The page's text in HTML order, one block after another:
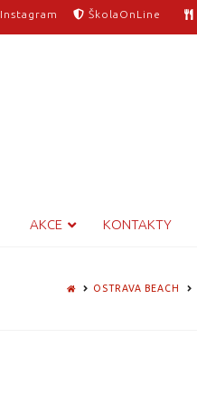
Instagram ŠkolaOnLine
AKCE KONTAKTY
HOMEOSTRAVA BEACH